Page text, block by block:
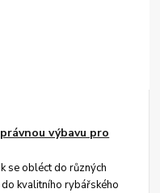
výbavu pro
se obléct do různých
kvalitního rybářského